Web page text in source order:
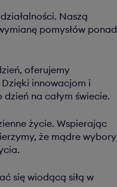
Naszą
pomysłów ponad
oferujemy
innowacjom i
na całym świecie.
życie. Wspierając
że mądre wybory
się wiodącą siłą w